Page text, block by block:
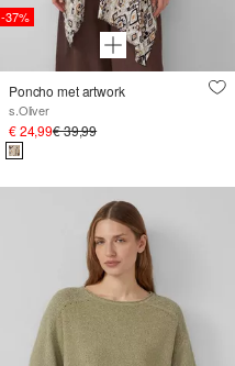
-37%
Poncho met artwork
s.Oliver
€ 24,99€ 39,99